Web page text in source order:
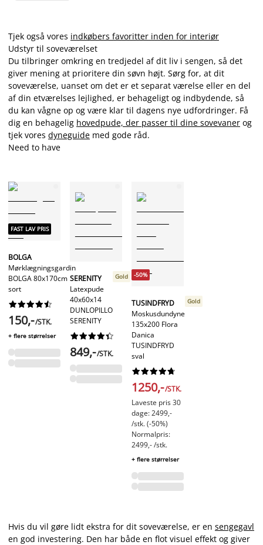
Tjek også vores indkøbers favoritter inden for interiør
Udstyr til soveværelset
Du tilbringer omkring en tredjedel af dit liv i sengen, så det
giver mening at prioritere din søvn højt. Sørg for, at dit
soveværelse, uanset om det er et separat værelse eller en del
af din etværelses lejlighed, er behageligt og indbydende, så
du kan vågne op og være klar til dagens nye udfordringer. Få
dig en behagelig hovedpude, der passer til dine sovevaner og
tjek vores dyneguide med gode råd.
Need to have
FAST LAV PRIS
BOLGA
Mørklægningsgardin
BOLGA 80x170cm
sort






150,-/STK.
+ flere størrelser
SERENITY
Latexpude
40x60x14
DUNLOPILLO
SERENITY
Gold






849,-/STK.
-50%
TUSINDFRYD
Moskusdundyne
135x200 Flora
Danica
TUSINDFRYD
sval
Gold






1250,-/STK.
Laveste pris 30
dage: 2499,-
/stk. (-50%)
Normalpris:
2499,- /stk.
+ flere størrelser
Hvis du vil gøre lidt ekstra for dit soveværelse, er en sengegavl
en god investering. Den har både en flot visuel effekt og giver